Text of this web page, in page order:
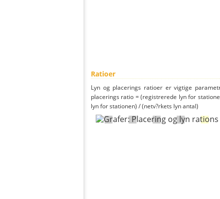
Ratioer
Lyn og placerings ratioer er vigtige
placerings ratio = (registrerede lyn for
lyn for stationen) / (netv?rkets lyn antal)